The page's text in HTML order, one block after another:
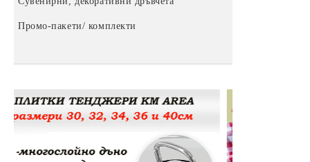
Пластмасови табуретки
За баня
Други домашни потреби
Промо-пакети/ комплекти